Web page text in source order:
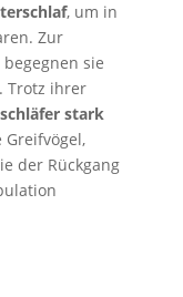
, um in
Zur
sie
Trotz ihrer
stark
der Rückgang